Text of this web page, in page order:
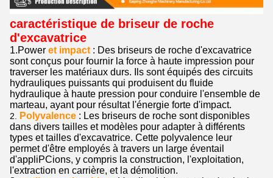
caractéristique de briseur de roche
d'excavatrice
1.Power et impact : Des briseurs de roche d'excavatrice
sont conçus pour fournir la force à haute impression pour
traverser les matériaux durs. Ils sont équipés des circuits
hydrauliques puissants qui produisent du fluide
hydraulique à haute pression pour conduire l'ensemble de
marteau, ayant pour résultat l'énergie forte d'impact.
2. Polyvalence : Les briseurs de roche sont disponibles
dans divers tailles et modèles pour adapter à différents
types et tailles d'excavatrice. Cette polyvalence leur
permet d'être employés à travers un large éventail
d'appliPCions, y compris la construction, l'exploitation,
l'extraction en carrière, et la démolition.